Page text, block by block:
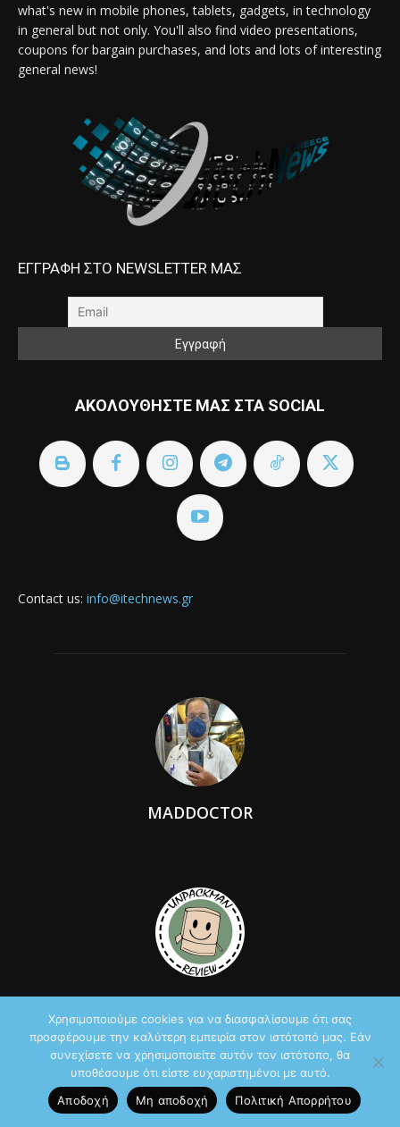
what's new in mobile phones, tablets, gadgets, in technology
in general but not only. You'll also find video presentations,
coupons for bargain purchases, and lots and lots of interesting
general news!
ΕΓΓΡΑΦΗ ΣΤΟ NEWSLETTER ΜΑΣ
ΑΚΟΛΟΥΘΗΣΤΕ ΜΑΣ ΣΤΑ SOCIAL
Contact us: info@itechnews.gr
MADDOCTOR
UNPACKMAN
Χρησιμοποιούμε cookies για να διασφαλίσουμε ότι σας
προσφέρουμε την καλύτερη εμπειρία στον ιστότοπό μας. Εάν
συνεχίσετε να χρησιμοποιείτε αυτόν τον ιστότοπο, θα
υποθέσουμε ότι είστε ευχαριστημένοι με αυτό.
Αποδοχή
Μη αποδοχή Πολιτική Aπορρήτου